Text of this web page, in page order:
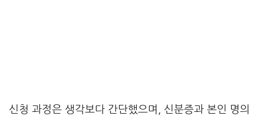
신청 과정은 생각보다 간단했으며, 신분증과 본인 명의